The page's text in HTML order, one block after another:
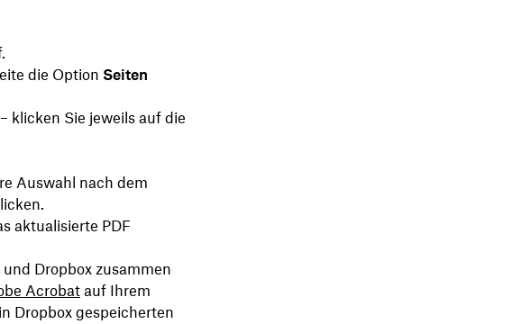
die Option Seiten
klicken Sie jeweils auf die
Auswahl nach dem
aktualisierte PDF
Dropbox zusammen
Acrobatauf Ihrem
Dropbox gespeicherten